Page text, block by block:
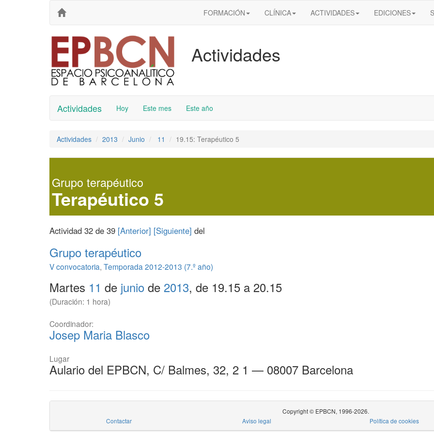
FORMACIÓN CLÍNICA ACTIVIDADES EDICIONES
Actividades
Actividades Hoy Este mes Este año
Actividades 2013 Junio 11 19.15: Terapéutico 5
Grupo terapéutico
Terapéutico 5
Actividad 32 de 39 [Anterior] [Siguiente] del
Grupo terapéutico
V convocatoria, Temporada 2012-2013 (7.º año)
Martes 11 de junio de 2013, de 19.15 a 20.15
(Duración: 1 hora)
Coordinador:
Josep Maria Blasco
Lugar
Aulario del EPBCN, C/ Balmes, 32, 2 1 — 08007 Barcelona
Copyright © EPBCN, 1996-2026.
Contactar
Aviso legal Política de cookies